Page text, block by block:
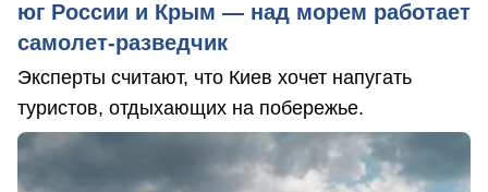
юг России и Крым — над морем работает
самолет-разведчик
Эксперты считают, что Киев хочет напугать
туристов, отдыхающих на побережье.